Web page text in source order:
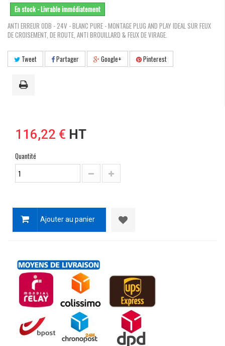
En stock - Livrable immédiatement
ANTI ERREUR ODB - 24V - BLANC PURE - MONTAGE PLUG AND PLAY IDEAL SUR FEUX
DE CROISEMENT, DE ROUTE, ANTI BROUILLARD & FEUX DE VIRAGE.
Tweet Partager Google+ Pinterest
116,22 € HT
Quantité
Ajouter au panier